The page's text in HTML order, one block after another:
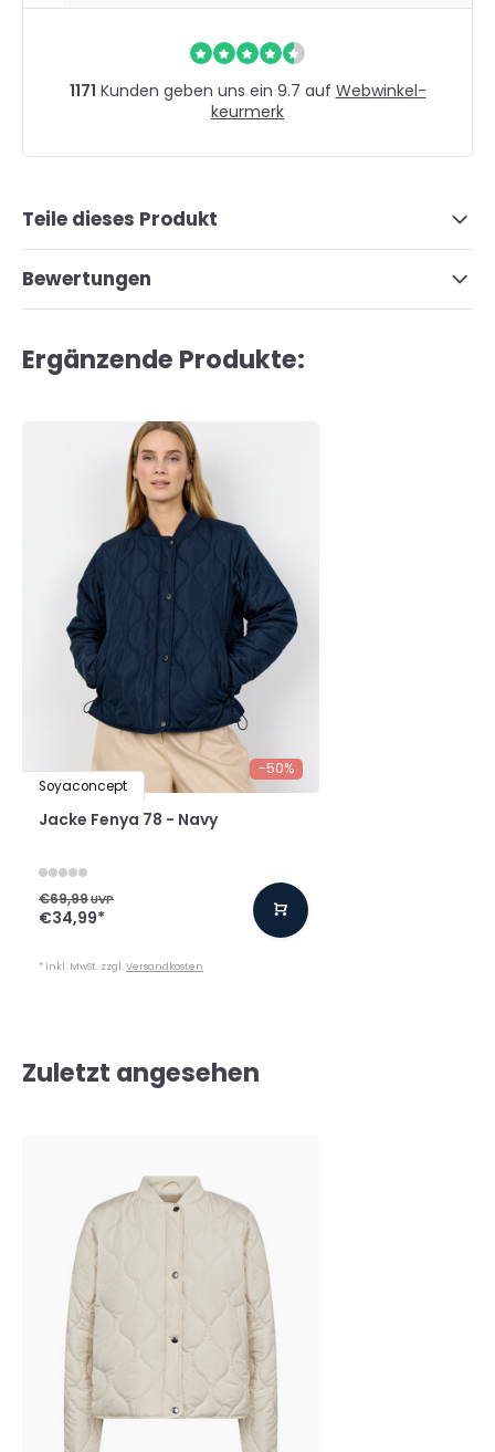
1171 Kunden geben uns ein 9.7 auf Webwinkel-
keurmerk
Teile dieses Produkt
Bewertungen
Ergänzende Produkte:
-50%
Soyaconcept
Jacke Fenya 78 - Navy
€69,99UVP
€34,99*
* Inkl. MwSt. zzgl.Versandkosten
Zuletzt angesehen